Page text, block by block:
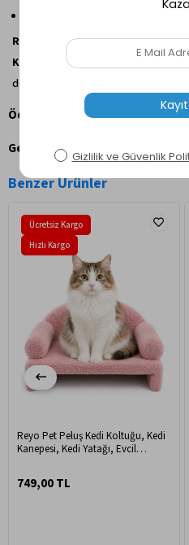
Reyo Max Design Maxie Dream
Köpek Yatağı
, konfor, güvenlik ve
dostunuzun gün boyu huzurlu bir
Ödeme Seçenekleri
Geri Bildirim Gönder
Benzer Ürünler
Reyo Pet Peluş Kedi Koltuğu, Kedi
Kanepesi, Kedi Yatağı, Evcil
Pembe
749,00 TL
Ücretsiz Kargo
Hızlı Kargo